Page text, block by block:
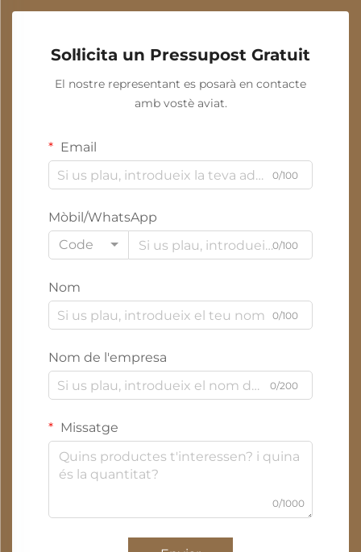
Sol·licita un Pressupost Gratuit
El nostre representant es posarà en contacte
amb vostè aviat.
Email
0/100
Mòbil/WhatsApp
Code
0/100
Nom
0/100
Nom de l'empresa
0/200
Missatge
0/1000